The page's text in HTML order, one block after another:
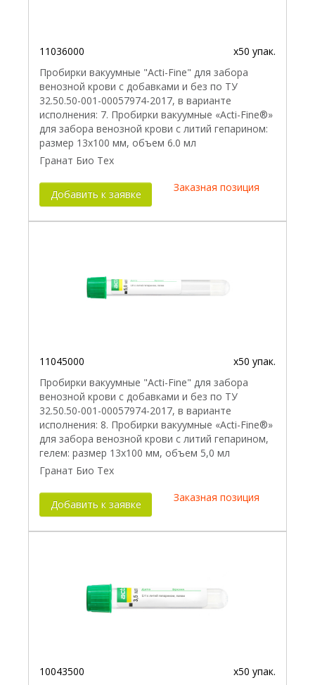
11036000
x50 упак.
Пробирки вакуумные "Acti-Fine" для забора
венозной крови с добавками и без по ТУ
32.50.50-001-00057974-2017, в варианте
исполнения: 7. Пробирки вакуумные «Acti-Fine®»
для забора венозной крови с литий гепарином:
размер 13х100 мм, объем 6.0 мл
Гранат Био Тех
Добавить к заявке
Заказная позиция
11045000
x50 упак.
Пробирки вакуумные "Acti-Fine" для забора
венозной крови с добавками и без по ТУ
32.50.50-001-00057974-2017, в варианте
исполнения: 8. Пробирки вакуумные «Acti-Fine®»
для забора венозной крови с литий гепарином,
гелем: размер 13х100 мм, объем 5,0 мл
Гранат Био Тех
Добавить к заявке
Заказная позиция
10043500
x50 упак.